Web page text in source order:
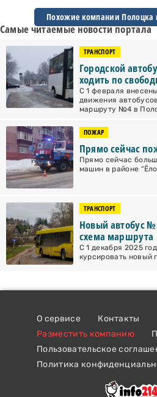
Похожие компании Полоцка
Самые читаемые новости портала
ТРАНСПОРТ
Городской
ходить по
С 1 февраля
движения
маршруту №4 в
ПОЖАР
Прямо сейчас
Прямо сейчас
машин в районе
ТРАНСПОРТ
Новый автобус
схема маршрута
С 1 декабря 2025
курсировать новый
О сервисе
Контакты
Разместить компанию
Пользовательское
Политика